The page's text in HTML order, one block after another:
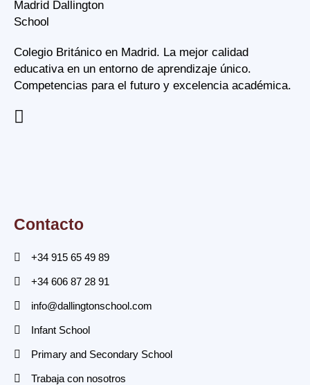
Colegio Británico en Madrid. La mejor calidad
educativa en un entorno de aprendizaje único.
Competencias para el futuro y excelencia académica.
Contacto
+34 915 65 49 89
+34 606 87 28 91
info@dallingtonschool.com
Infant School
Primary and Secondary School
Trabaja con nosotros